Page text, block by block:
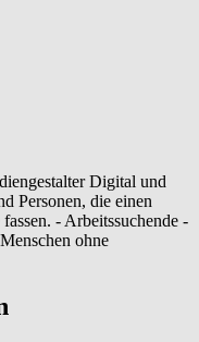
Digital und
Personen, die einen
- Arbeitssuchende -
ohne